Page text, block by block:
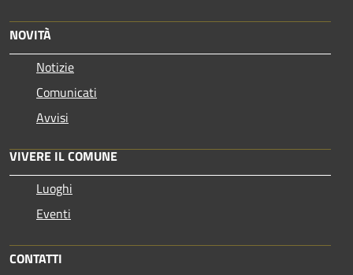
NOVITÀ
Notizie
Comunicati
Avvisi
VIVERE IL COMUNE
Luoghi
Eventi
CONTATTI